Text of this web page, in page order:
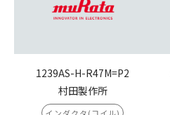
1239AS-H-R47M=P2
村田製作所